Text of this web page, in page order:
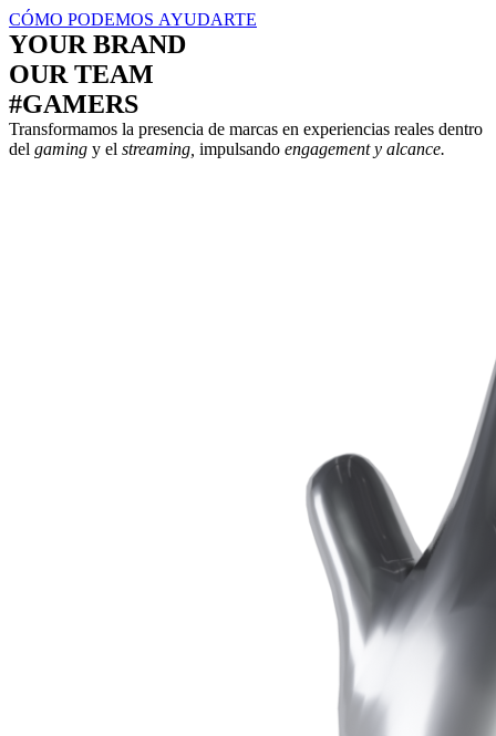
CÓMO PODEMOS AYUDARTE
YOUR BRAND
OUR TEAM
#GAMERS
Transformamos la presencia de marcas en experiencias reales dentro
del gaming y el streaming, impulsando engagement y alcance.